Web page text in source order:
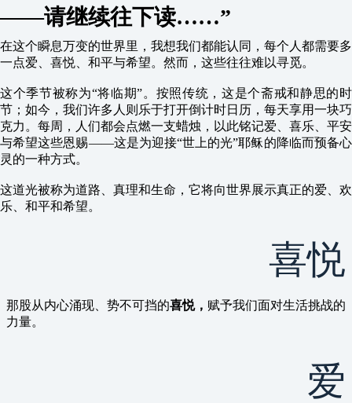
——请继续往下读……”
在这个瞬息万变的世界里，我想我们都能认同，每个人都需要多
一点爱、喜悦、和平与希望。然而，这些往往难以寻觅。
这个季节被称为“将临期”。按照传统，这是个斋戒和静思的时
节；如今，我们许多人则乐于打开倒计时日历，每天享用一块巧
克力。每周，人们都会点燃一支蜡烛，以此铭记爱、喜乐、平安
与希望这些恩赐——这是为迎接“世上的光”耶稣的降临而预备心
灵的一种方式。
这道光被称为道路、真理和生命，它将向世界展示真正的爱、欢
乐、和平和希望。
喜悦
那股从内心涌现、势不可挡的喜悦， 赋予我们面对生活挑战的
力量。
爱